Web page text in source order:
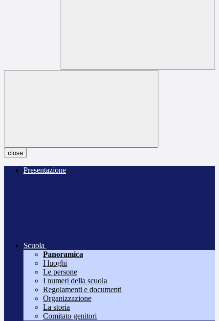
close
Presentazione
Scuola
Panoramica
I luoghi
Le persone
I numeri della scuola
Regolamenti e documenti
Organizzazione
La storia
Comitato genitori